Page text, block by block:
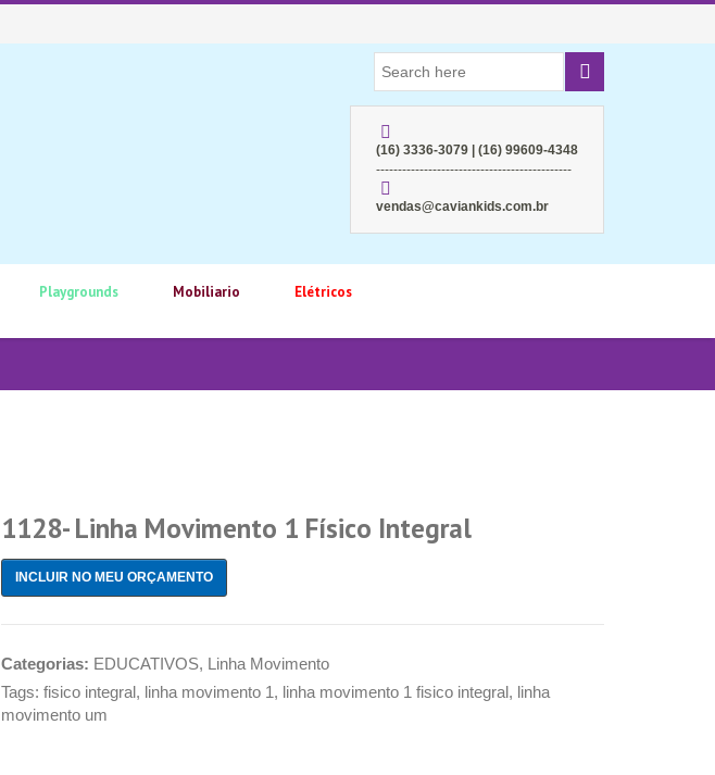
(16) 3336-3079 | (16) 99609-4348
---------------------------------------------
vendas@caviankids.com.br
Playgrounds Mobiliario Elétricos
1128- Linha Movimento 1 Físico Integral
INCLUIR NO MEU ORÇAMENTO
Categorias: EDUCATIVOS, Linha Movimento
Tags: fisico integral, linha movimento 1, linha movimento 1 fisico integral, linha
movimento um